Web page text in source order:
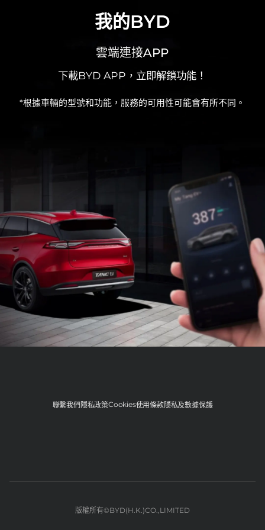
我的BYD
雲端連接APP
下載BYD APP，立即解鎖功能！
*根據車輛的型號和功能，服務的可用性可能會有所不同。
聯繫我們 隱私政策Cookies使用條款隱私及數據保護
版權所有©BYD(H.K.)CO.,LIMITED